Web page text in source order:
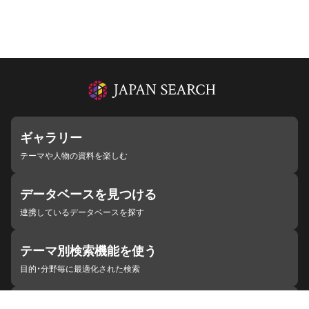
ギャラリー
テーマや人物の資料を楽しむ
データベースを見つける
連携しているデータベースを探す
テーマ別検索機能を使う
目的・分野毎に最適化された検索